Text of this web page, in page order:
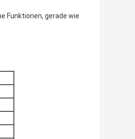
Funktionen, gerade wie